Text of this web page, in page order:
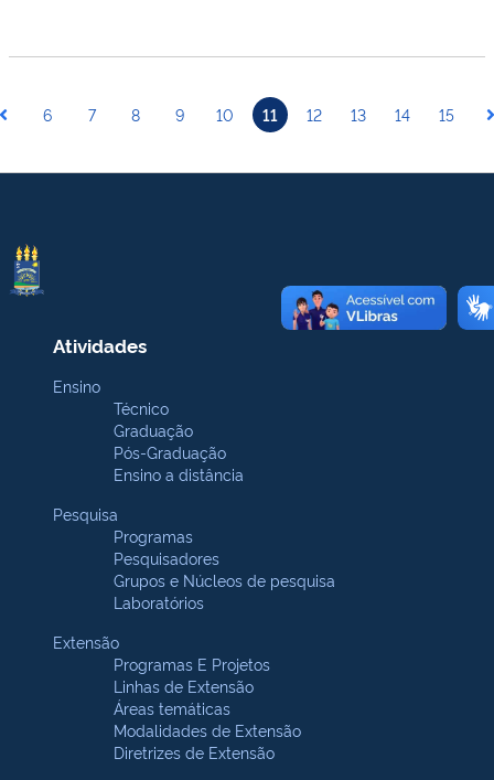
6 7 8 9 10 11 12 13 14 15
Atividades
Ensino
Técnico
Graduação
Pós-Graduação
Ensino a distância
Pesquisa
Programas
Pesquisadores
Grupos e Núcleos de pesquisa
Laboratórios
Extensão
Programas E Projetos
Linhas de Extensão
Áreas temáticas
Modalidades de Extensão
Diretrizes de Extensão